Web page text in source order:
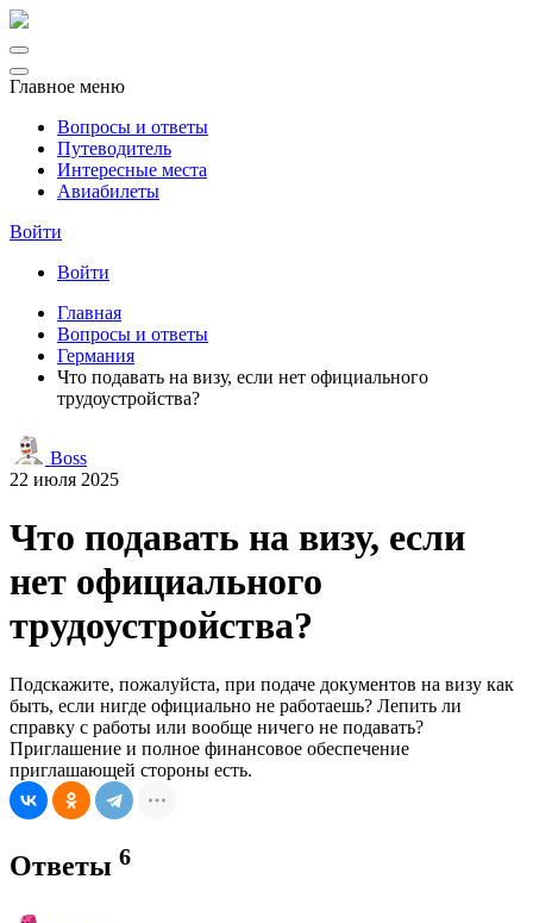
Главное меню
Вопросы и ответы
Путеводитель
Интересные места
Авиабилеты
Войти
Войти
Главная
Вопросы и ответы
Германия
Что подавать на визу, если нет официального
трудоустройства?
Boss
22 июля 2025
Что подавать на визу, если
нет официального
трудоустройства?
Подскажите, пожалуйста, при подаче документов на визу как
быть, если нигде официально не работаешь? Лепить ли
справку с работы или вообще ничего не подавать?
Приглашение и полное финансовое обеспечение
приглашающей стороны есть.
Ответы 6